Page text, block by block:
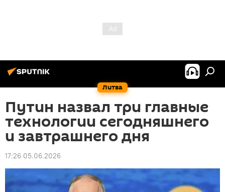
Литва
Путин назвал три главные
технологии сегодняшнего
и завтрашнего дня
17:26 05.06.2026